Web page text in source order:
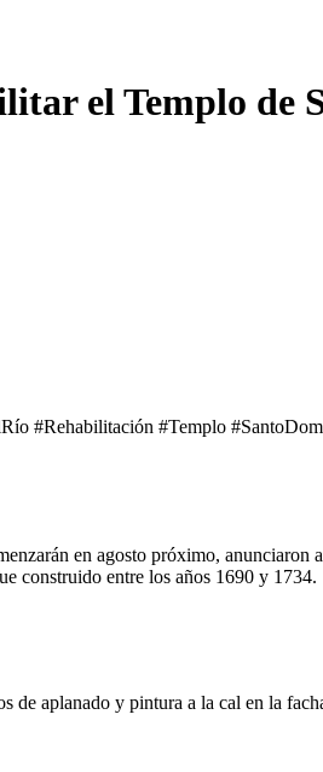
el Templo de
#Rehabilitación #Templo
en agosto próximo, anunciaron
construido entre los años 1690 y 1734.
aplanado y pintura a la cal en la